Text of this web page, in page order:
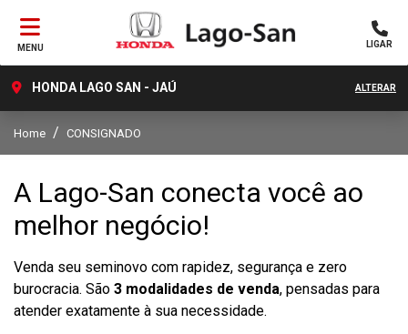
MENU LIGAR
HONDA LAGO SAN - JAÚ ALTERAR
Home CONSIGNADO
A Lago-San conecta você ao
melhor negócio!
Venda seu seminovo com rapidez, segurança e zero
burocracia. São 3 modalidades de venda, pensadas para
atender exatamente à sua necessidade.